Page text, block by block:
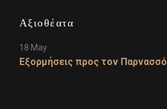
Αξιοθέατα
18 May
Εξορμήσεις προς τον Παρνασσό